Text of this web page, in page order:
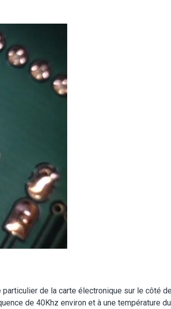
de la carte électronique sur le côté
de 40Khz environ et à une température